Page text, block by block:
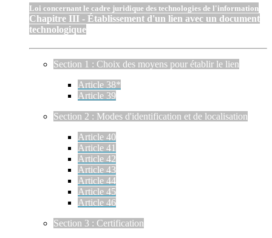
Loi concernant le cadre juridique des technologies de l'information
Chapitre III - Établissement d'un lien avec un document
technologique
Section 1 : Choix des moyens pour établir le lien
Article 38*
Article 39
Section 2 : Modes d'identification et de localisation
Article 40
Article 41
Article 42
Article 43
Article 44
Article 45
Article 46
Section 3 : Certification